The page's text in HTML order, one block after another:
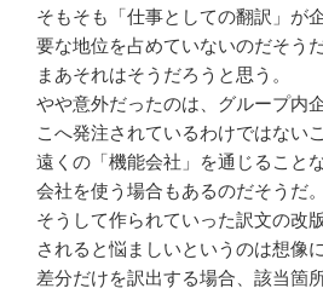
そもそも「仕事としての翻訳」が
要な地位を占めていないのだそうだ
まあそれはそうだろうと思う。
やや意外だったのは、グループ内
こへ発注されているわけではないこ
遠くの「機能会社」を通じること
会社を使う場合もあるのだそうだ。
そうして作られていった訳文の改
されると悩ましいというのは想像
差分だけを訳出する場合、該当箇